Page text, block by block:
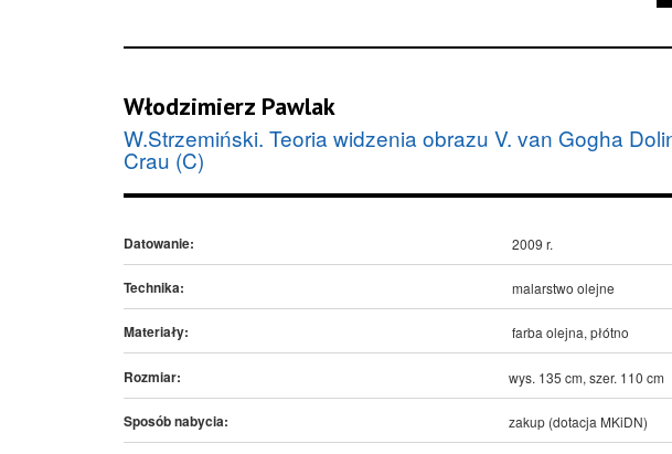
Włodzimierz Pawlak
W.Strzemiński. Teoria widzenia obrazu V. van Gogha
Crau (C)
Datowanie: 2009 r.
Technika: malarstwo olejne
Materiały: farba olejna, płótno
Rozmiar: wys. 135 cm, szer. 110 cm
Sposób nabycia: zakup (dotacja MKiDN)